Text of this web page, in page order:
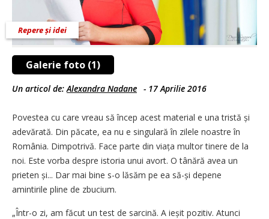
Galerie foto (1)
Repere și idei
Un articol de:Alexandra Nadane - 17 Aprilie 2016
Povestea cu care vreau să încep acest material e una tris­tă și
adevărată. Din păcate, ea nu e singulară în zilele noastre în
România. Dimpotrivă. Face parte din viața multor tinere de la
noi. Este vorba despre istoria unui avort. O tânără avea un
prieten și... Dar mai bine s-o lăsăm pe ea să-și depene
amintirile pline de zbucium.
„Într-o zi, am făcut un test de sarcină. A ieșit pozitiv. Atunci